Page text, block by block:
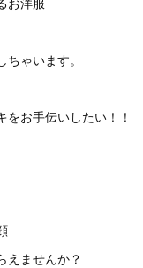
ゃいます。
お手伝いしたい！！
えませんか？